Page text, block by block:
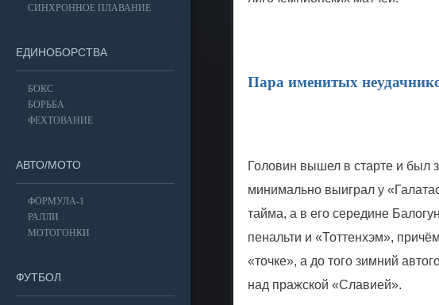
Пара именитых
Головин вышел в старте и был
минимально выиграл у
тайма, а в его середине
пенальти и «Тоттенхэм»,
«точке», а до того зимний
над пражской «Славией».
СИНХРОННОЕ ПЛАВАНИЕ
ЕДИНОБОРСТВА
БОКС
БОРЬБА
ФЕХТОВАНИЕ
АВТО/МОТО
ФОРМУЛА-1
РАЛЛИ
МОТОГОНКИ
ФУТБОЛ